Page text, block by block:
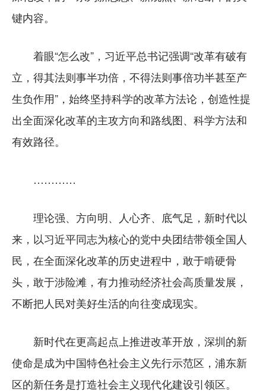
键内容。
着眼“怎么改”，习近平总书记强调“改革有破有
立，得其法则事半功倍，不得法则事倍功半甚至产
生负作用”，始终坚持科学的改革方法论，创造性提
出全面深化改革的主攻方向和路线图、科学方法和
有效路径。
…………
理论强、方向明、人心齐、底气足，新时代以
来，以习近平同志为核心的党中央团结带领全国人
民，在全面深化改革的历史进程中，敢于啃硬骨
头，敢于涉险滩，有力推动经济社会高质量发展，
不断把人民对美好生活的向往变成现实。
新时代在更高起点上推进改革开放，深圳的新
使命是成为中国特色社会主义先行示范区，浦东新
区的新任务是打造社会主义现代化建设引领区。